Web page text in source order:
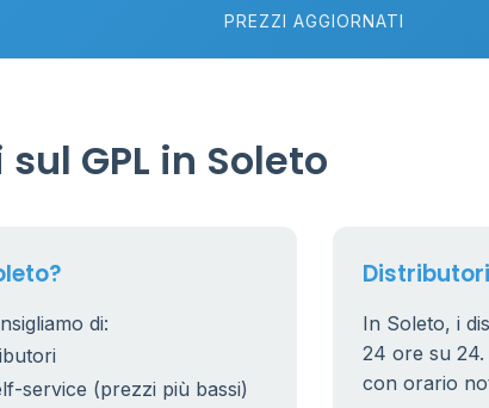
15
PREZZI AGGIORNATI
GPL in Soleto
di:
service (prezzi più bassi)
In Soleto, i
24 ore su
con orario